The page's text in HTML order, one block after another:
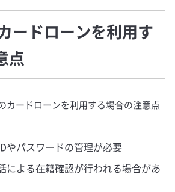
ードローンを利用す
点
カードローンを利用する場合の注意点
やパスワードの管理が必要
による在籍確認が行われる場合があ